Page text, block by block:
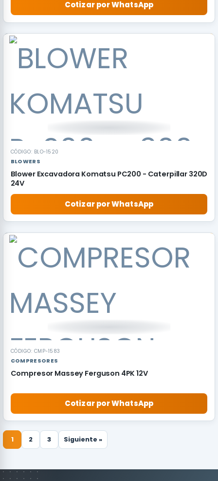
Cotizar por WhatsApp
CÓDIGO: BLO-1520
BLOWERS
Blower Excavadora Komatsu PC200 - Caterpillar 320D
24V
Cotizar por WhatsApp
CÓDIGO: CMP-1583
COMPRESORES
Compresor Massey Ferguson 4PK 12V
Cotizar por WhatsApp
1 2 3 Siguiente »